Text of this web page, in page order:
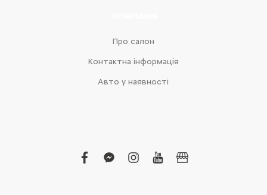
Про салон
Контактна інформація
Авто у наявності
facebook
facebook-
instagram
youtubebusiness